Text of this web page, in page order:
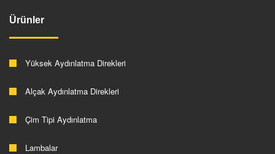
Ürünler
Yüksek Aydınlatma Direkleri
Alçak Aydınlatma Direkleri
Çim Tipi Aydınlatma
Lambalar